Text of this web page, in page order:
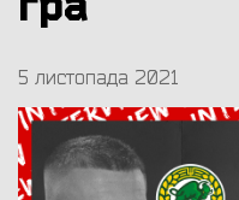
5 листопада 2021